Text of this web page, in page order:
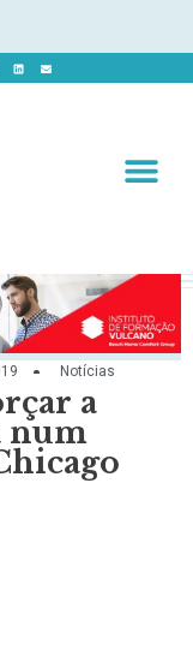
Notícias
a
num